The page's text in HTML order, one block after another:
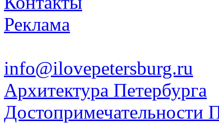
Реклама
info@ilovepetersburg.ru
Архитектура Петербурга
Достопримечательности